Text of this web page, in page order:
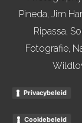
Pineda, Jim
Ripassa,
Fotografie,
Privacybeleid
Cookiebeleid